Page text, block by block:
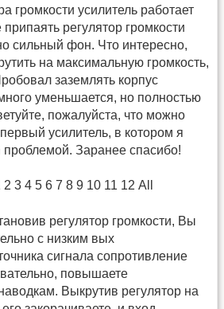
громкости усилитель работает
регулятор громкости
сильный фон. Что интересно,
на максимальную громкость,
заземлять корпус
уменьшается, но полностью
пожалуйста, что можно
усилитель, в котором я
проблемой. Заранее спасибо!
3 4 5 6 7 8 9 10 11 12 All
регулятор громкости, Вы
с низким вых
сигнала сопротивление
повышаете
Выкрутив регулятор на